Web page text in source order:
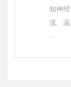
知神
流、
···